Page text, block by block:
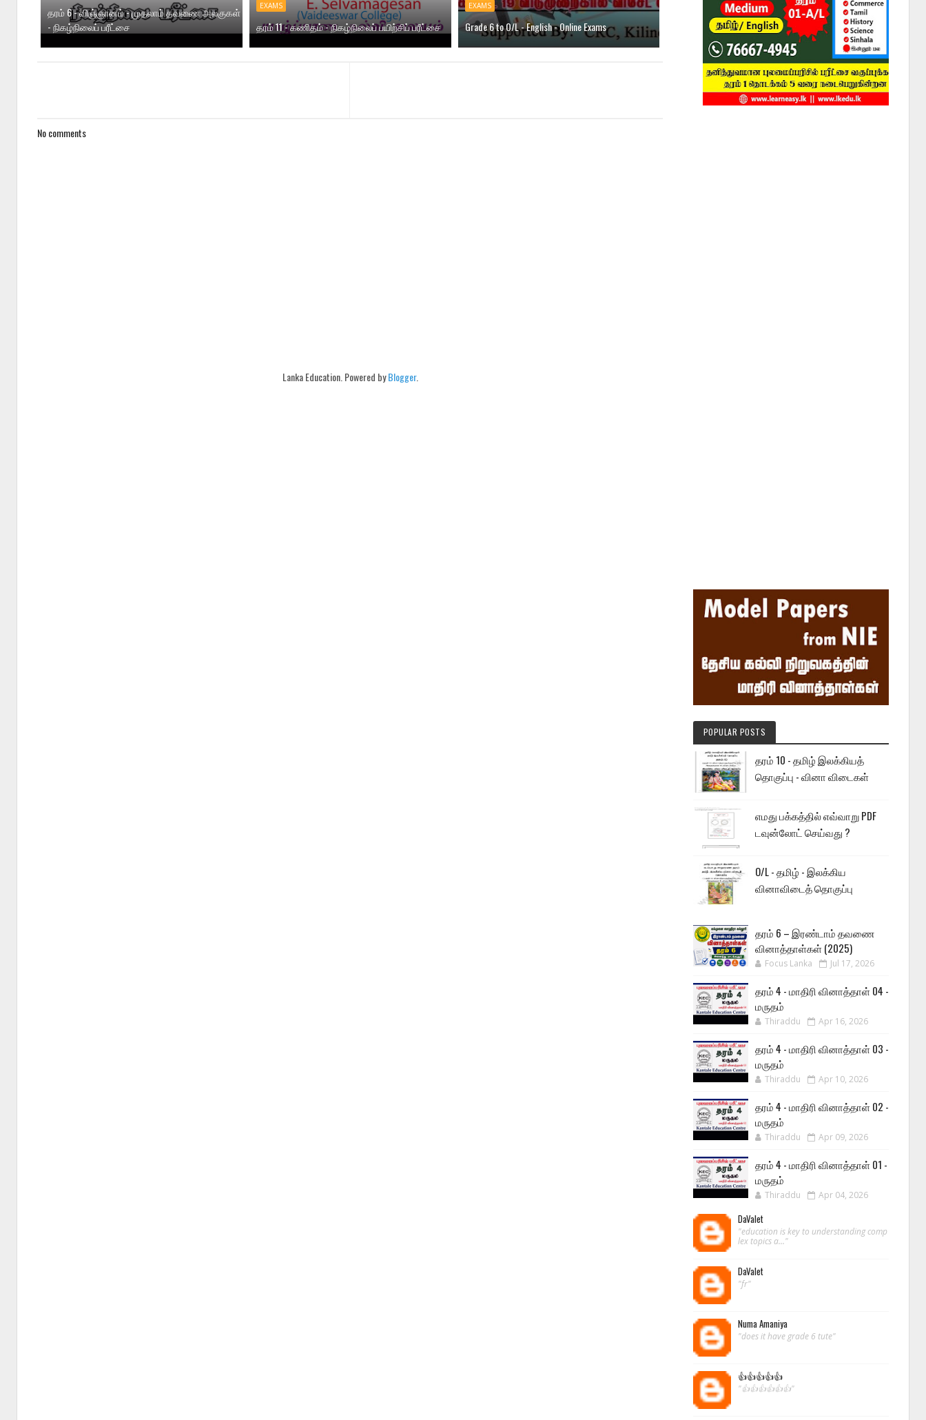
தரம் 6 - விஞ்ஞானம் - முதலாம் தவணை அலகுகள்
- நிகழ்நிலைப் பரீட்சை
EXAMS
தரம் 11 - கணிதம் - நிகழ்நிலைப் பயிற்சிப் பரீட்சை
EXAMS
Grade 6 to O/L - English - Online Exams
No comments
Lanka Education. Powered byBlogger.
POPULAR POSTS
தரம் 10 - தமிழ் இலக்கியத்
தொகுப்பு - வினா விடைகள்
எமது பக்கத்தில் எவ்வாறு PDF
டவுன்லோட் செய்வது ?
O/L - தமிழ் - இலக்கிய
வினாவிடைத் தொகுப்பு
தரம் 6 – இரண்டாம் தவணை
வினாத்தாள்கள் (2025)
Focus Lanka Jul 17, 2026
தரம் 4 - மாதிரி வினாத்தாள் 04 -
மருதம்
Thiraddu Apr 16, 2026
தரம் 4 - மாதிரி வினாத்தாள் 03 -
மருதம்
Thiraddu Apr 10, 2026
தரம் 4 - மாதிரி வினாத்தாள் 02 -
மருதம்
Thiraddu Apr 09, 2026
தரம் 4 - மாதிரி வினாத்தாள் 01 -
மருதம்
Thiraddu Apr 04, 2026
DaValet
"education is key to understanding comp
lex topics a..."
DaValet
"fr"
Numa Amaniya
"does it have grade 6 tute"
👍👍👍👍👍
"👍👍👍👍👍👍"